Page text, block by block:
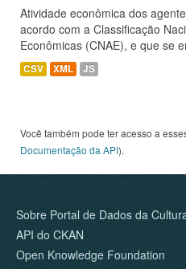
Atividade econômica dos
acordo com a Classificação
Econômicas (CNAE), e que se
CSV XML JS
Você também pode ter acesso a
Documentação da API).
Sobre Portal de Dados da
API do CKAN
Open Knowledge Foundation